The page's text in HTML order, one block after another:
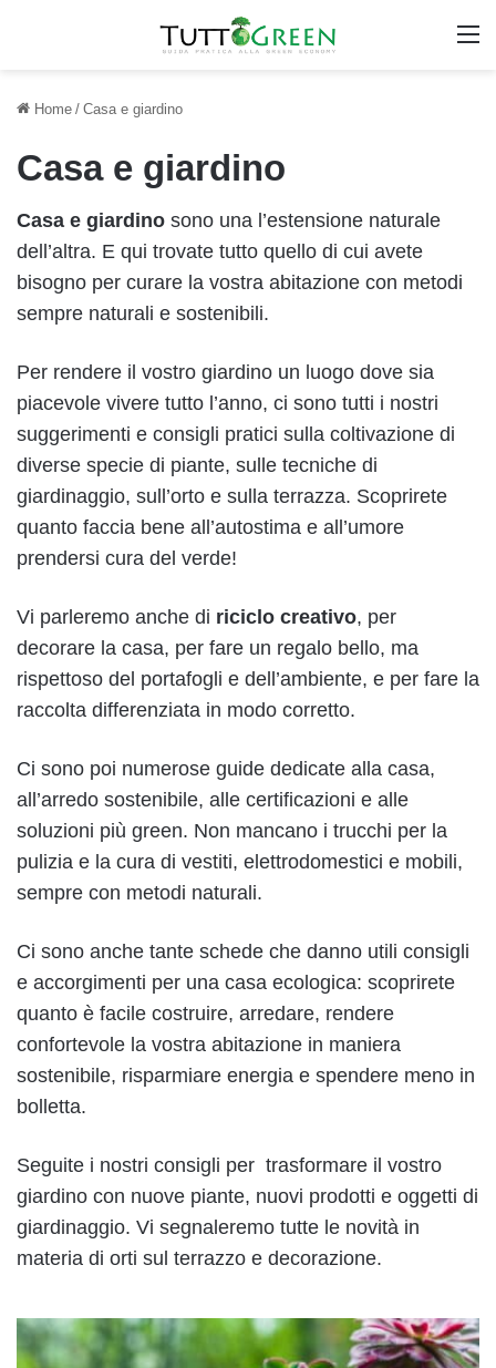
Home / Casa e giardino
Casa e giardino
Casa e giardino sono una l’estensione naturale
dell’altra. E qui trovate tutto quello di cui avete
bisogno per curare la vostra abitazione con metodi
sempre naturali e sostenibili.
Per rendere il vostro giardino un luogo dove sia
piacevole vivere tutto l’anno, ci sono tutti i nostri
suggerimenti e consigli pratici sulla coltivazione di
diverse specie di piante, sulle tecniche di
giardinaggio, sull’orto e sulla terrazza. Scoprirete
quanto faccia bene all’autostima e all’umore
prendersi cura del verde!
Vi parleremo anche di riciclo creativo, per
decorare la casa, per fare un regalo bello, ma
rispettoso del portafogli e dell’ambiente, e per fare la
raccolta differenziata in modo corretto.
Ci sono poi numerose guide dedicate alla casa,
all’arredo sostenibile, alle certificazioni e alle
soluzioni più green. Non mancano i trucchi per la
pulizia e la cura di vestiti, elettrodomestici e mobili,
sempre con metodi naturali.
Ci sono anche tante schede che danno utili consigli
e accorgimenti per una casa ecologica: scoprirete
quanto è facile costruire, arredare, rendere
confortevole la vostra abitazione in maniera
sostenibile, risparmiare energia e spendere meno in
bolletta.
Seguite i nostri consigli per trasformare il vostro
giardino con nuove piante, nuovi prodotti e oggetti di
giardinaggio. Vi segnaleremo tutte le novità in
materia di orti sul terrazzo e decorazione.